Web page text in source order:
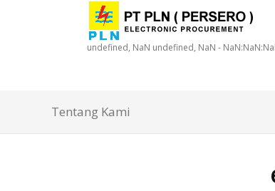
undefined, NaN undefined, NaN -
Tentang Kami